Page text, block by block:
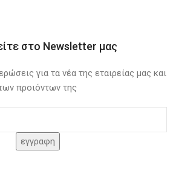
στο Newsletter μας
για τα νέα της εταιρείας μας και
προιόντων της